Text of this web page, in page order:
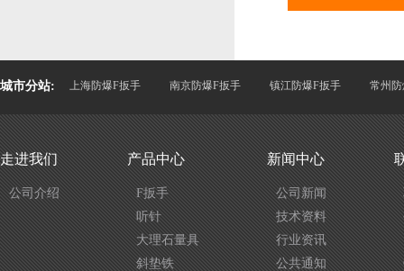
城市分站: 上海防爆F扳手 南京防爆F扳手 镇江防爆F扳手 常州
走进我们
公司介绍
产品中心
F扳手
听针
大理石量具
斜垫铁
新闻中心
公司新闻
技术资料
行业资讯
公共通知